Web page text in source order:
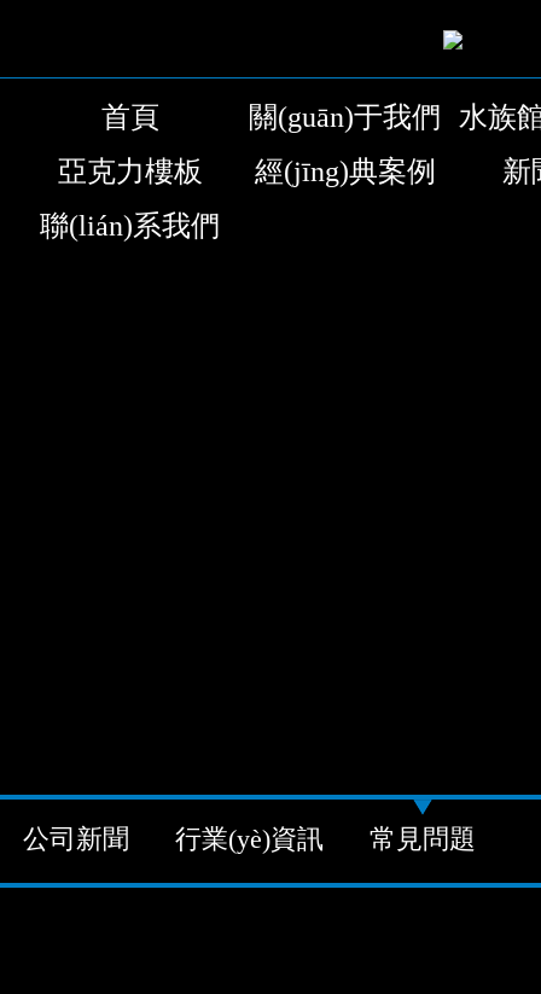
首頁 關(guān)于我們
水族
亞克力樓板
經(jīng)典案例
新
聯(lián)系我們
公司新聞 行業(yè)資訊 常見問題